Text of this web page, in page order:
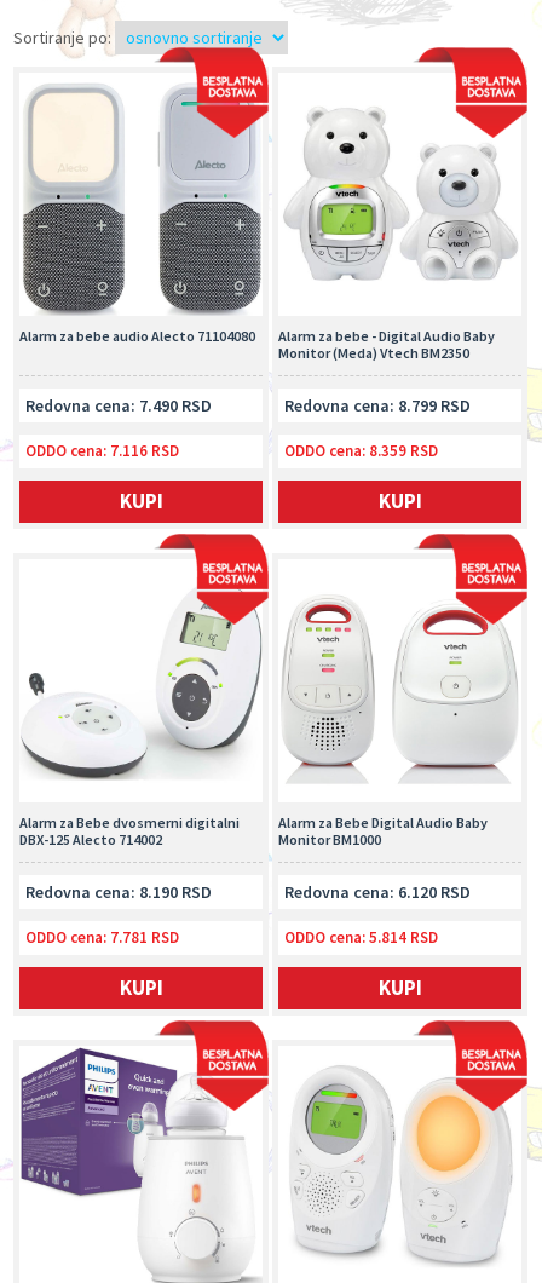
Sortiranje po:
Alarm za bebe - Digital Audio Baby
Monitor (Meda) Vtech BM2350
Redovna cena: 8.799 RSD
ODDO cena: 8.359 RSD
KUPI
Alarm za bebe audio Alecto 71104080
Redovna cena: 7.490 RSD
ODDO cena: 7.116 RSD
KUPI
Alarm za Bebe Digital Audio Baby
Monitor BM1000
Redovna cena: 6.120 RSD
ODDO cena:5.814 RSD
KUPI
Alarm za Bebe dvosmerni digitalni
DBX-125 Alecto 714002
Redovna cena: 8.190 RSD
ODDO cena: 7.781 RSD
KUPI